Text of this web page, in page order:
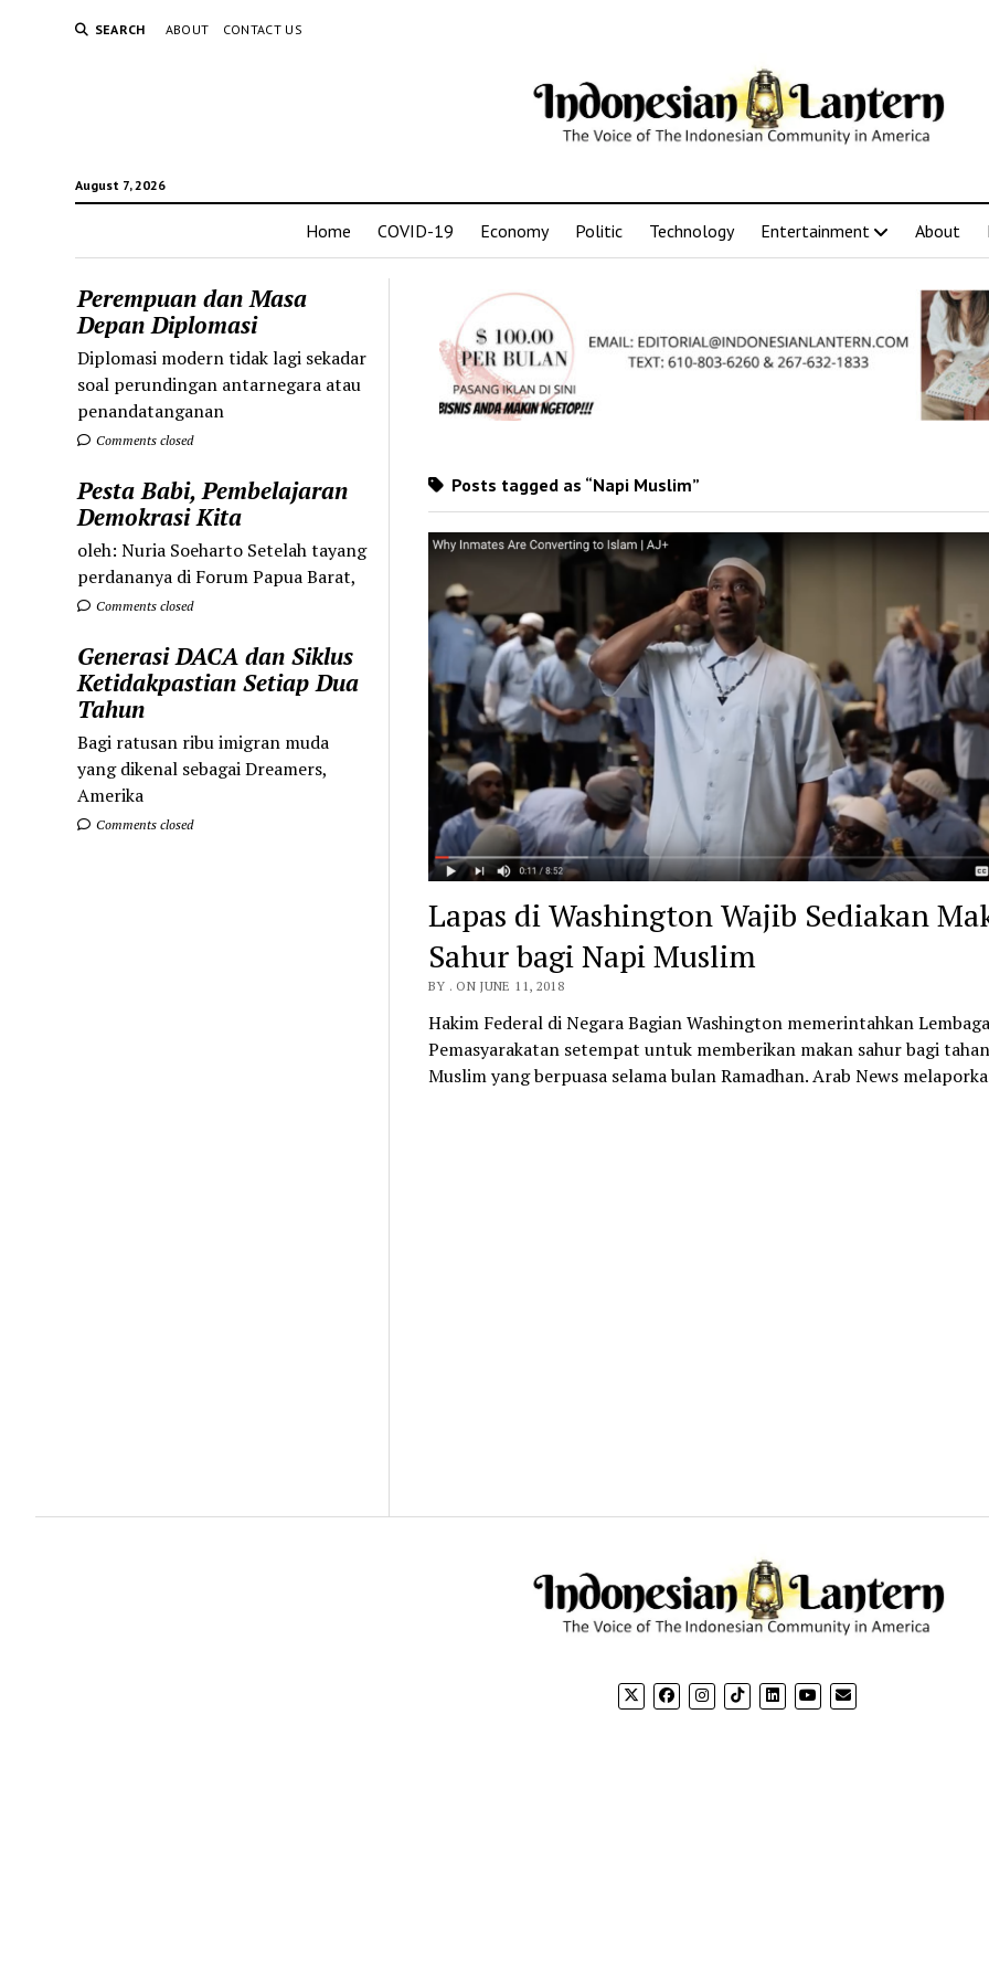
SEARCH ABOUT CONTACT US
August 7, 2026
Home COVID-19 Economy Politic Technology Entertainment About
Perempuan dan Masa
Depan Diplomasi
Diplomasi modern tidak lagi sekadar
soal perundingan antarnegara atau
penandatanganan
Comments closed
Pesta Babi, Pembelajaran
Demokrasi Kita
oleh: Nuria Soeharto Setelah tayang
perdananya di Forum Papua Barat,
Comments closed
Generasi DACA dan Siklus
Ketidakpastian Setiap Dua
Tahun
Bagi ratusan ribu imigran muda
yang dikenal sebagai Dreamers,
Amerika
Comments closed
Posts tagged as “Napi Muslim”
Lapas di Washington Wajib Sediakan
Sahur bagi Napi Muslim
BY . ON JUNE 11, 2018
Hakim Federal di Negara Bagian Washington memerintahkan Lembaga
Pemasyarakatan setempat untuk memberikan makan sahur bagi
Muslim yang berpuasa selama bulan Ramadhan. Arab News